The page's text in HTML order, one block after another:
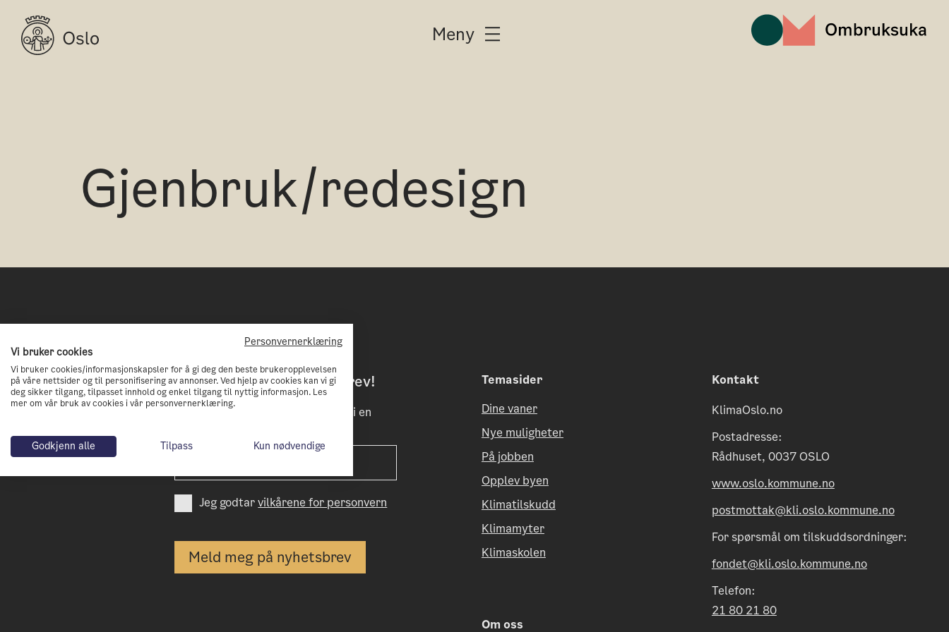
Meny
Gjenbruk/redesign
Abonnèr på vårt nyhetsbrev!
Få tips og nyheter på veien til å bli en
Jeg godtarvilkårene for personvern
Temasider
Dine vaner
Nye muligheter
På jobben
Opplev byen
Klimatilskudd
Klimamyter
Klimaskolen
Om oss
Kontakt
KlimaOslo.no
Postadresse:
Rådhuset, 0037 OSLO
www.oslo.kommune.no
postmottak@kli.oslo.kommune.no
For spørsmål om tilskuddsordninger:
fondet@kli.oslo.kommune.no
Telefon:
21 80 21 80
Personvernerklæring
Vi bruker cookies
Vi bruker cookies/informasjonskapsler for å gi deg den beste brukeropplevelsen
på våre nettsider og til personifisering av annonser. Ved hjelp av cookies kan vi gi
deg sikker tilgang, tilpasset innhold og enkel tilgang til nyttig informasjon. Les
mer om vår bruk av cookies i vår personvernerklæring.
Godkjenn alle Tilpass Kun nødvendige